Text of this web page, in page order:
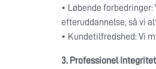
• Løbende
efteruddannelse, så vi
• Kundetilfredshed: Vi
3. Professionel Integritet